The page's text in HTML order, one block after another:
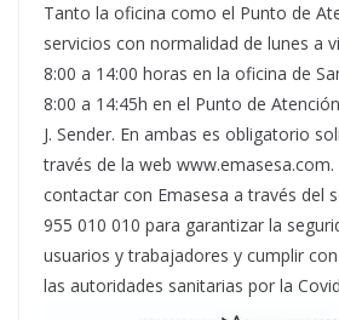
Tanto la oficina como el Punto de
servicios con normalidad de lunes a
8:00 a 14:00 horas en la oficina de
8:00 a 14:45h en el Punto de
J. Sender. En ambas es obligatorio
través de la web
contactar con Emasesa a través del
955 010 010 para garantizar la
usuarios y trabajadores y cumplir
las autoridades sanitarias por la